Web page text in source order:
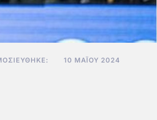
10 ΜΑΪ́ΟΥ 2024